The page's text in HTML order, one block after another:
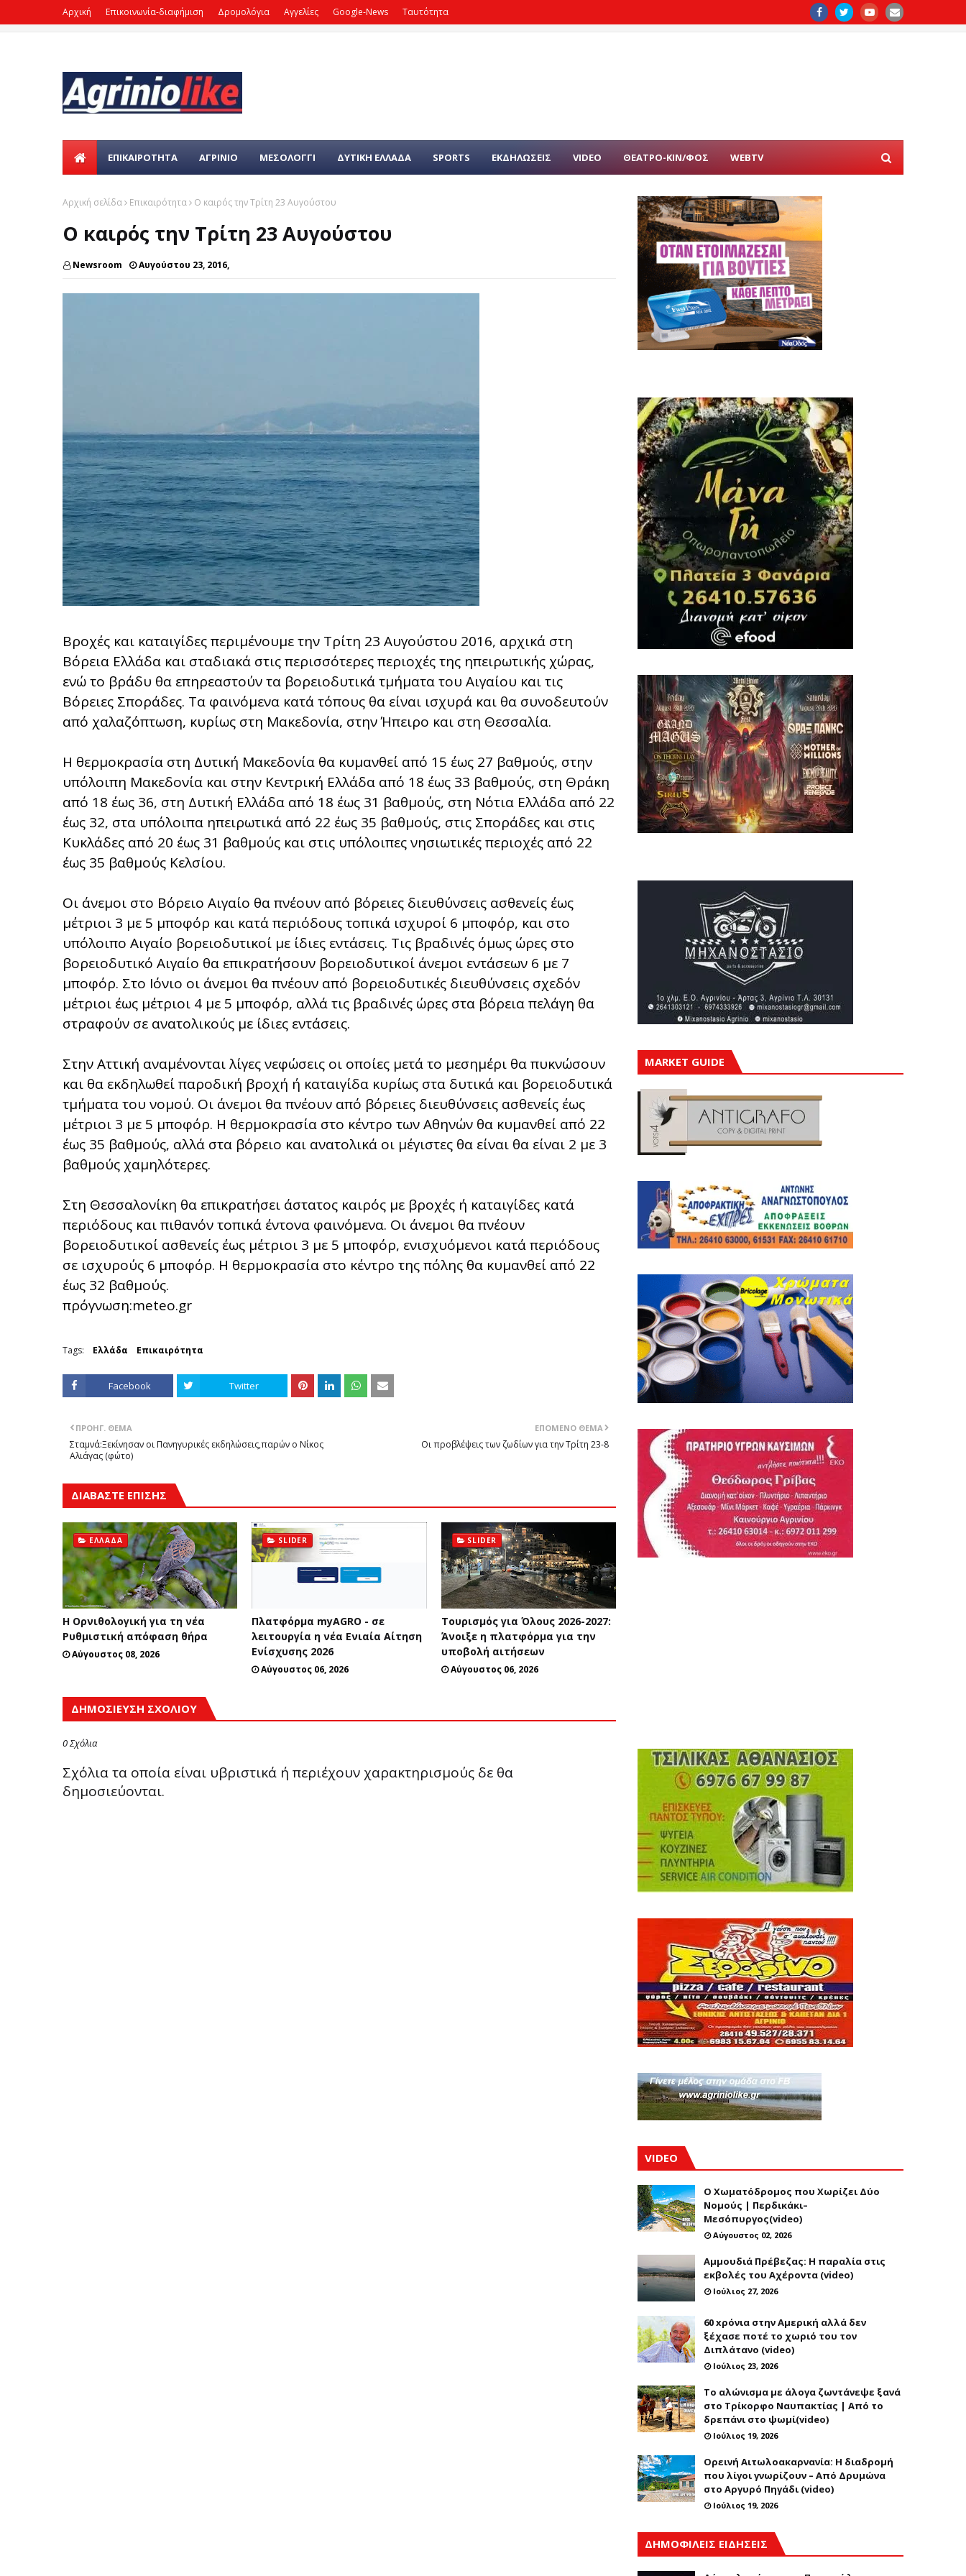
Αρχική Επικοινωνία-διαφήμιση Δρομολόγια Αγγελίες Google-News Ταυτότητα
ΕΠΙΚΑΙΡΌΤΗΤΑ ΑΓΡΙΝΙΟ ΜΕΣΟΛΟΓΓΙ ΔΥΤΙΚΗ ΕΛΛΑΔΑ SPORTS ΕΚΔΗΛΩΣΕΙΣ VIDEO ΘΕΑΤΡΟ-ΚΙΝ/ΦΟΣ WEBTV
Αρχική σελίδα Επικαιρότητα Ο καιρός την Τρίτη 23 Αυγούστου
Ο καιρός την Τρίτη 23 Αυγούστου
Newsroom Αυγούστου 23, 2016,
Βροχές και καταιγίδες περιμένουμε την Τρίτη 23 Αυγούστου 2016, αρχικά στη
Βόρεια Ελλάδα και σταδιακά στις περισσότερες περιοχές της ηπειρωτικής χώρας,
ενώ το βράδυ θα επηρεαστούν τα βορειοδυτικά τμήματα του Αιγαίου και τις
Βόρειες Σποράδες. Τα φαινόμενα κατά τόπους θα είναι ισχυρά και θα συνοδευτούν
από χαλαζόπτωση, κυρίως στη Μακεδονία, στην Ήπειρο και στη Θεσσαλία.
Η θερμοκρασία στη Δυτική Μακεδονία θα κυμανθεί από 15 έως 27 βαθμούς, στην
υπόλοιπη Μακεδονία και στην Κεντρική Ελλάδα από 18 έως 33 βαθμούς, στη Θράκη
από 18 έως 36, στη Δυτική Ελλάδα από 18 έως 31 βαθμούς, στη Νότια Ελλάδα από 22
έως 32, στα υπόλοιπα ηπειρωτικά από 22 έως 35 βαθμούς, στις Σποράδες και στις
Κυκλάδες από 20 έως 31 βαθμούς και στις υπόλοιπες νησιωτικές περιοχές από 22
έως 35 βαθμούς Κελσίου.
Οι άνεμοι στο Βόρειο Αιγαίο θα πνέουν από βόρειες διευθύνσεις ασθενείς έως
μέτριοι 3 με 5 μποφόρ και κατά περιόδους τοπικά ισχυροί 6 μποφόρ, και στο
υπόλοιπο Αιγαίο βορειοδυτικοί με ίδιες εντάσεις. Τις βραδινές όμως ώρες στο
βορειοδυτικό Αιγαίο θα επικρατήσουν βορειοδυτικοί άνεμοι εντάσεων 6 με 7
μποφόρ. Στο Ιόνιο οι άνεμοι θα πνέουν από βορειοδυτικές διευθύνσεις σχεδόν
μέτριοι έως μέτριοι 4 με 5 μποφόρ, αλλά τις βραδινές ώρες στα βόρεια πελάγη θα
στραφούν σε ανατολικούς με ίδιες εντάσεις.
Στην Αττική αναμένονται λίγες νεφώσεις οι οποίες μετά το μεσημέρι θα πυκνώσουν
και θα εκδηλωθεί παροδική βροχή ή καταιγίδα κυρίως στα δυτικά και βορειοδυτικά
τμήματα του νομού. Οι άνεμοι θα πνέουν από βόρειες διευθύνσεις ασθενείς έως
μέτριοι 3 με 5 μποφόρ. Η θερμοκρασία στο κέντρο των Αθηνών θα κυμανθεί από 22
έως 35 βαθμούς, αλλά στα βόρειο και ανατολικά οι μέγιστες θα είναι θα είναι 2 με 3
βαθμούς χαμηλότερες.
Στη Θεσσαλονίκη θα επικρατήσει άστατος καιρός με βροχές ή καταιγίδες κατά
περιόδους και πιθανόν τοπικά έντονα φαινόμενα. Οι άνεμοι θα πνέουν
βορειοδυτικοί ασθενείς έως μέτριοι 3 με 5 μποφόρ, ενισχυόμενοι κατά περιόδους
σε ισχυρούς 6 μποφόρ. Η θερμοκρασία στο κέντρο της πόλης θα κυμανθεί από 22
έως 32 βαθμούς.
πρόγνωση:meteo.gr
Tags: Ελλάδα Επικαιρότητα
Facebook Twitter
ΕΠΌΜΕΝΟ ΘΈΜΑ
Οι προβλέψεις των ζωδίων για την Τρίτη 23-8
ΠΡΟΗΓ. ΘΈΜΑ
Σταμνά:Ξεκίνησαν οι Πανηγυρικές εκδηλώσεις,παρών ο Νίκος
Αλιάγας (φώτο)
ΔΙΑΒΑΣΤΕ ΕΠΙΣΗΣ
ΕΛΛΆΔΑ
Η Ορνιθολογική για τη νέα
Ρυθμιστική απόφαση θήρα
Αύγουστος 08, 2026
SLIDER
Πλατφόρμα myAGRO - σε
λειτουργία η νέα Ενιαία Αίτηση
Ενίσχυσης 2026
Αύγουστος 06, 2026
SLIDER
Τουρισμός για Όλους 2026-2027:
Άνοιξε η πλατφόρμα για την
υποβολή αιτήσεων
Αύγουστος 06, 2026
ΔΗΜΟΣΊΕΥΣΗ ΣΧΟΛΊΟΥ
0 Σχόλια
Σχόλια τα οποία είναι υβριστικά ή περιέχουν χαρακτηρισμούς δε θα
δημοσιεύονται.
MARKET GUIDE
VIDEO
Ο Χωματόδρομος που Χωρίζει Δύο
Νομούς | Περδικάκι–
Μεσόπυργος(video)
Αύγουστος 02, 2026
Αμμουδιά Πρέβεζας: Η παραλία στις
εκβολές του Αχέροντα (video)
Ιούλιος 27, 2026
60 xρόνια στην Αμερική αλλά δεν
ξέχασε ποτέ το χωριό του τον
Διπλάτανο (video)
Ιούλιος 23, 2026
Το αλώνισμα με άλογα ζωντάνεψε ξανά
στο Τρίκορφο Ναυπακτίας | Από το
δρεπάνι στο ψωμί(video)
Ιούλιος 19, 2026
Ορεινή Αιτωλοακαρνανία: Η διαδρομή
που λίγοι γνωρίζουν – Από Δρυμώνα
στο Αργυρό Πηγάδι (video)
Ιούλιος 19, 2026
ΔΗΜΟΦΙΛΕΙΣ ΕΙΔΗΣΕΙΣ